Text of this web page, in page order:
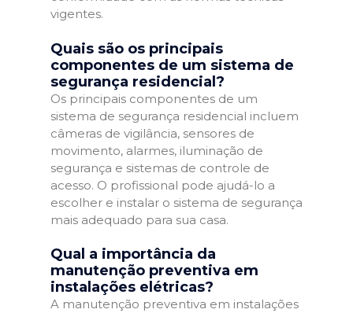
vigentes.
Quais são os principais
componentes de um sistema de
segurança residencial?
Os principais componentes de um
sistema de segurança residencial incluem
câmeras de vigilância, sensores de
movimento, alarmes, iluminação de
segurança e sistemas de controle de
acesso. O profissional pode ajudá-lo a
escolher e instalar o sistema de segurança
mais adequado para sua casa.
Qual a importância da
manutenção preventiva em
instalações elétricas?
A manutenção preventiva em instalações